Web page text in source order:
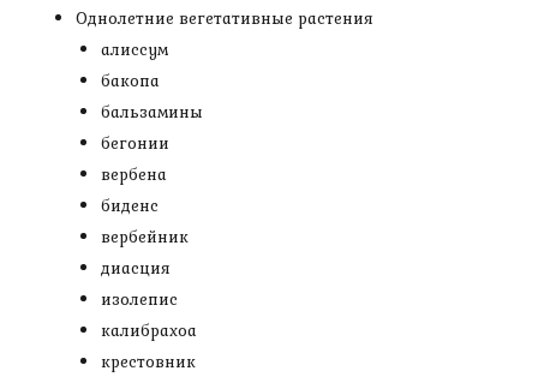
Однолетние вегетативные растения
алиссум
бакопа
бальзамины
бегонии
вербена
биденс
вербейник
диасция
изолепис
калибрахоа
крестовник